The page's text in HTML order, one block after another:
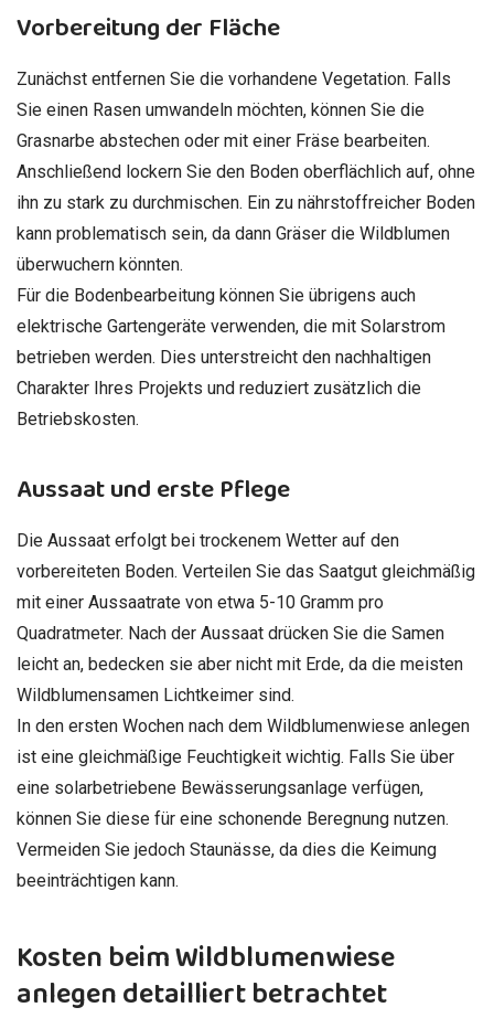
Vorbereitung der Fläche
Zunächst entfernen Sie die vorhandene Vegetation. Falls
Sie einen Rasen umwandeln möchten, können Sie die
Grasnarbe abstechen oder mit einer Fräse bearbeiten.
Anschließend lockern Sie den Boden oberflächlich auf, ohne
ihn zu stark zu durchmischen. Ein zu nährstoffreicher Boden
kann problematisch sein, da dann Gräser die Wildblumen
überwuchern könnten.
Für die Bodenbearbeitung können Sie übrigens auch
elektrische Gartengeräte verwenden, die mit Solarstrom
betrieben werden. Dies unterstreicht den nachhaltigen
Charakter Ihres Projekts und reduziert zusätzlich die
Betriebskosten.
Aussaat und erste Pflege
Die Aussaat erfolgt bei trockenem Wetter auf den
vorbereiteten Boden. Verteilen Sie das Saatgut gleichmäßig
mit einer Aussaatrate von etwa 5-10 Gramm pro
Quadratmeter. Nach der Aussaat drücken Sie die Samen
leicht an, bedecken sie aber nicht mit Erde, da die meisten
Wildblumensamen Lichtkeimer sind.
In den ersten Wochen nach dem Wildblumenwiese anlegen
ist eine gleichmäßige Feuchtigkeit wichtig. Falls Sie über
eine solarbetriebene Bewässerungsanlage verfügen,
können Sie diese für eine schonende Beregnung nutzen.
Vermeiden Sie jedoch Staunässe, da dies die Keimung
beeinträchtigen kann.
Kosten beim Wildblumenwiese
anlegen detailliert betrachtet